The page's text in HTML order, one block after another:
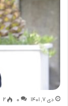
دی ۷, ۱۴۰۱ 0 ۲